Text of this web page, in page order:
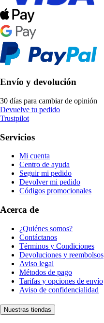
Envío y devolución
30 días para cambiar de opinión
Devuelve tu pedido
Trustpilot
Servicios
Mi cuenta
Centro de ayuda
Seguir mi pedido
Devolver mi pedido
Códigos promocionales
Acerca de
¿Quiénes somos?
Contáctanos
Términos y Condiciones
Devoluciones y reembolsos
Aviso legal
Métodos de pago
Tarifas y opciones de envío
Aviso de confidencialidad
Nuestras tiendas